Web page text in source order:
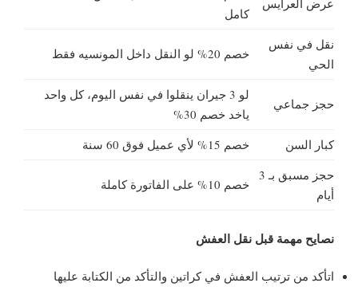
عرض العرايس
كامل
نقل في نفس
الحي
خصم 20% لو النقل داخل المونسيه فقط
حجز جماعي
لو 3 جيران ينقلوا في نفس اليوم، كل واحد
ياخد خصم 30%
كبار السن
خصم 15% لأي عميل فوق 60 سنة
حجز مسبق بـ 3
أيام
خصم 10% على الفاتورة كاملة
نصايح مهمة قبل نقل العفش
اتأكد من ترتيب العفش في كراتين والتأكد من الكتابة عليها